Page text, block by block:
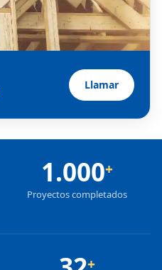
Llamar
1.000+
Proyectos completados
+